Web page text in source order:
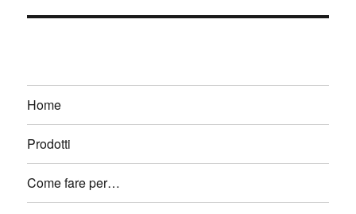
Home
Prodotti
Come fare per…